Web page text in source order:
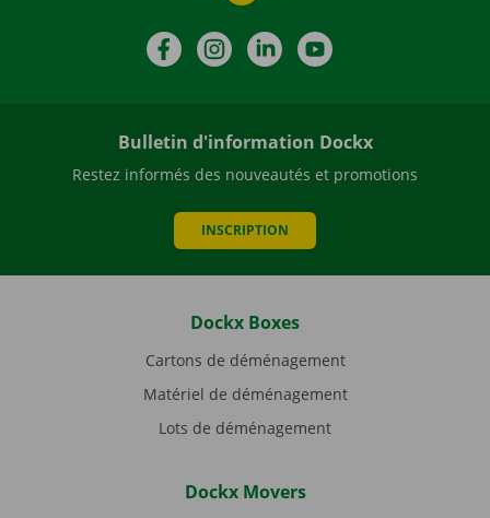
FacebookInstagramLinkedIn
Bulletin d'information Dockx
Restez informés des nouveautés et promotions
INSCRIPTION
Dockx Boxes
Cartons de déménagement
Matériel de déménagement
Lots de déménagement
Dockx Movers